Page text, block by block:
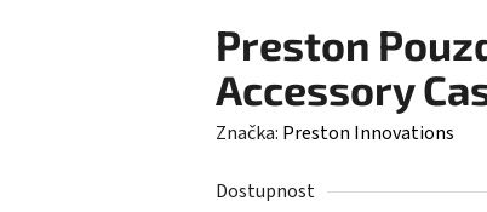
Preston
Accessory
Značka: Preston Innovations
Dostupnost